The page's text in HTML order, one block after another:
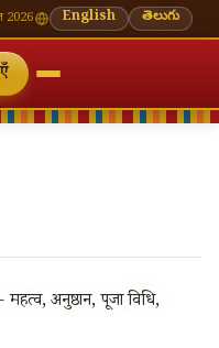
गणेश चतुर्थी — भाद्रपद शुक्ल चतुर्थी⛩
2026 English తెలుగు
अनुष्ठान, पूजा विधि,